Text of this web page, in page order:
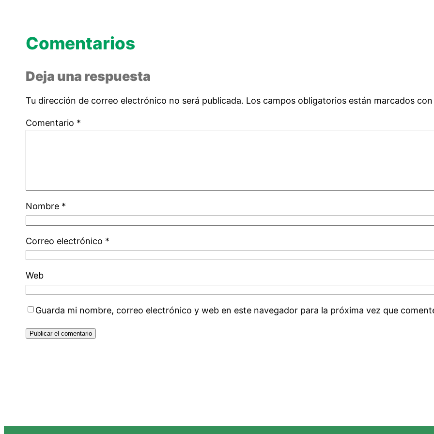
Comentarios
Deja una respuesta
Tu dirección de correo electrónico no será publicada. Los campos obligatorios están marcados
Comentario *
Nombre *
Correo electrónico *
Web
Guarda mi nombre, correo electrónico y web en este navegador para la próxima vez que